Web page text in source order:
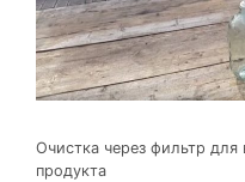
Очистка через фильтр для
продукта